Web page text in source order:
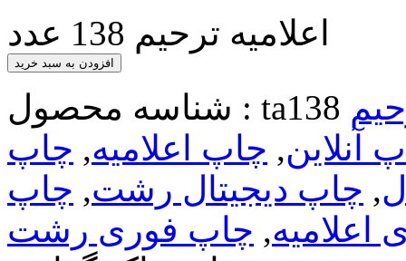
اعلامیه ترحیم 138 عدد
افزودن به سبد خرید
شناسه محصول : ta138
آنلاین, چاپ اعلامیه, چاپ
, چاپ دیجیتال رشت, چاپ
, چاپ فوری رشت